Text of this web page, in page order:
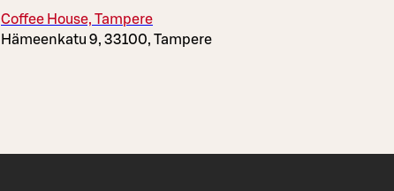
Coffee House, Tampere
Hämeenkatu 9, 33100, Tampere